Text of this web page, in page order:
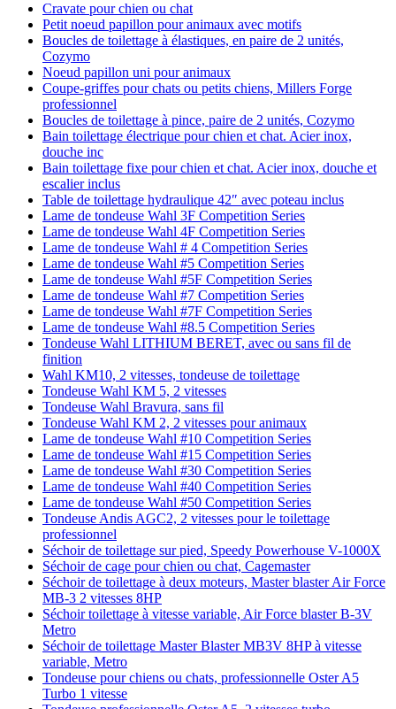
Cravate pour chien ou chat
Petit noeud papillon pour animaux avec motifs
Boucles de toilettage à élastiques, en paire de 2 unités,
Cozymo
Noeud papillon uni pour animaux
Coupe-griffes pour chats ou petits chiens, Millers Forge
professionnel
Boucles de toilettage à pince, paire de 2 unités, Cozymo
Bain toilettage électrique pour chien et chat. Acier inox,
douche inc
Bain toilettage fixe pour chien et chat. Acier inox, douche et
escalier inclus
Table de toilettage hydraulique 42″ avec poteau inclus
Lame de tondeuse Wahl 3F Competition Series
Lame de tondeuse Wahl 4F Competition Series
Lame de tondeuse Wahl # 4 Competition Series
Lame de tondeuse Wahl #5 Competition Series
Lame de tondeuse Wahl #5F Competition Series
Lame de tondeuse Wahl #7 Competition Series
Lame de tondeuse Wahl #7F Competition Series
Lame de tondeuse Wahl #8.5 Competition Series
Tondeuse Wahl LITHIUM BERET, avec ou sans fil de
finition
Wahl KM10, 2 vitesses, tondeuse de toilettage
Tondeuse Wahl KM 5, 2 vitesses
Tondeuse Wahl Bravura, sans fil
Tondeuse Wahl KM 2, 2 vitesses pour animaux
Lame de tondeuse Wahl #10 Competition Series
Lame de tondeuse Wahl #15 Competition Series
Lame de tondeuse Wahl #30 Competition Series
Lame de tondeuse Wahl #40 Competition Series
Lame de tondeuse Wahl #50 Competition Series
Tondeuse Andis AGC2, 2 vitesses pour le toilettage
professionnel
Séchoir de toilettage sur pied, Speedy Powerhouse V-1000X
Séchoir de cage pour chien ou chat, Cagemaster
Séchoir de toilettage à deux moteurs, Master blaster Air Force
MB-3 2 vitesses 8HP
Séchoir toilettage à vitesse variable, Air Force blaster B-3V
Metro
Séchoir de toilettage Master Blaster MB3V 8HP à vitesse
variable, Metro
Tondeuse pour chiens ou chats, professionnelle Oster A5
Turbo 1 vitesse